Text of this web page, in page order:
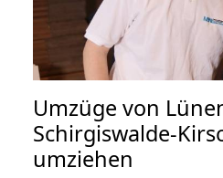
Umzüge von
Schirgiswalde-
umziehen